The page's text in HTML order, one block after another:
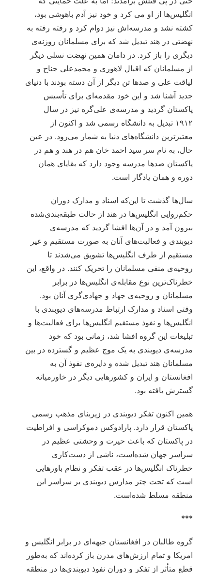
انگلیس‌ها از او می کرد و خود نیز آدم باهوشی بود،
کشته نشد و مدرسه‌اش نیز دوام کرد و رفته رفته به
نهضتی در هند تبدیل شد که برای مسلمانان روزنه‌ی
دیگری را باز کرد. در دامان همین نهضت نسلی دیگر
از مسلمانان که اقبال لاهوری و محمدعلی جناح و
لیاقت علی و صدها تن دیگر از آن دسته بودند با دنیای
جدید آشنا شد و این خود مقدمه‌ای برای تأسیس
پاکستان گردید و مدرسه‌ی علی‌گره نیز در سال
۱۹۱۲ تبدیل به دانشگاه رسمی شد و اکنون از
معتبرترین دانشگاه‌های دنیا به شمار می‌رود. در عین
حال، به نام سر سید احمد خان هم در هند و هم در
پاکستان صدها مدرسه وجود دارد که بقایای همان
دوره و همان یادگار است.
سال‌ها گذشت تا این‌که اسناد و مدارک دوران
حکم‌روایی انگلیس‌ها در هند از حالت طبقه‌بندی‌شده
بیرون آمد و در آن‌ها افشا گردید که مدرسه‌ی
دیوبندی و فعالیت‌های آنان به صورت مستقیم و غیر
مستقیم از طرف انگلیس‌ها تشویق می‌شدند تا
روحیه‌ی منفی مسلمانان را تحریک کنند. در واقع، این
خطرناک‌ترین نوع مقابله‌ی انگلیس‌ها در برابر
مسلمانان و روحیه‌ی جهاد و جهادی‌گری آنان بود.
وقتی اسناد و مدارک ارتباط مدرسه‌های دیوبندی با
انگلیس‌ها و نفوذ مستقیم انگلیس‌ها برای فعالیت‌ها و
تبلیغات این گروه افشا شد، زمانی بود که خود
مدرسه‌ی دیوبندی به یک موج عظیم و گسترده در بین
مسلمانان هند تبدیل شده و دایره‌ی نفوذ آن به
افغانستان و ایران و کشورهایی دیگر در خاورمیانه
گسترش یافته بود.
همین اکنون تفکر دیوبندی در زیربنای مذهب رسمی
پاکستان قرار دارد. پارادوکس دموکراسی و افراطیت
در پاکستان که باعث حیرت و وحشتی عظیم در
سراسر جهان شده‌است، ناشی از دست‌کاری
خطرناک انگلیس‌ها در عقب تفکر و نظام باورهایی
است که تحت چتر مدارس دیوبندی بر سراسر این
منطقه مسلط شده‌است.
***
گروه طالبان در افغانستان جبهه‌ای در برابر انگلیس و
امریکا و تمام ارزش‌های مدرن باز کرده‌اند که به‌طور
قطع متأثر از تفکر و دوران نفوذ دیوبندی‌ها در منطقه